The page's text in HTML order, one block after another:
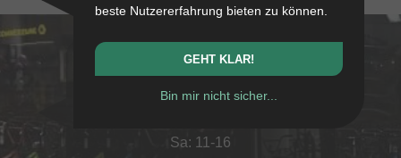
kunstform Stuttgart
Rotebühlstr. 63, 70178 Stuttgart
Sa: 11-16
beste Nutzererfahrung bieten zu können.
GEHT KLAR!
Bin mir nicht sicher...